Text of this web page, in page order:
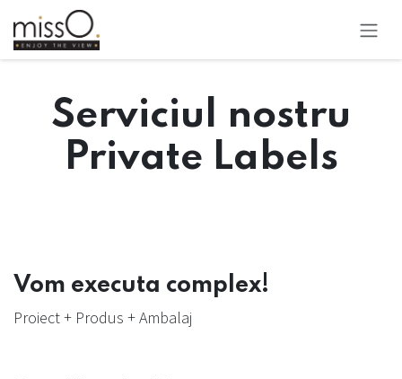
Sari la conținut
Serviciul nostru
Private Labels
Vom executa complex!
Proiect + Produs + Ambalaj